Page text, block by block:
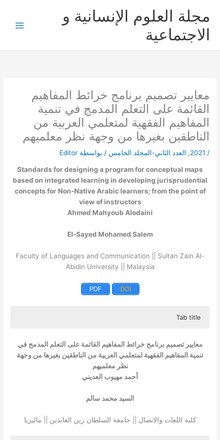
المحتوى
مجلة العلوم الإنسانية و
الاجتماعية
معايير تصميم برنامج خرائط المفاهيم
القائمة على التعلم المدمج في تنمية
المفاهيم الفقهية لمتعلمي العربية من
الناطقين بغيرها من وجهة نظر معلميهم
/
2021
, العدد الثاني-المجلد الخامس / بواسطة Editor
Standards for designing a program for conceptual maps
based on integrated learning in developing jurisprudential
concepts for Non-Native Arabic learners; from the point of
view of instructors
Ahmed Mahyoub Alodaini
El-Sayed Mohamed Salem
Faculty of Languages and Communication || Sultan Zain Al-
Abidin University || Malaysia
DOI
PDF
Tab title
jurisprudence and to prepare standards for electronic
concept maps based on integrated learning in the
development of jurisprudential concepts. To achieve
these aims, the researcher prepared a list of the
for the electronic concept maps program based on
concepts. The research used the descriptive approach,
معايير تصميم برنامج خرائط المفاهيم القائمة على التعلم المدمج في
تنمية المفاهيم الفقهية لمتعلمي العربية من الناطقين بغيرها من وجهة
نظر معلميهم
أحمد مهيوب العديني
السيد محمد سالم
كلية اللغات والاتصال || جامعة السلطان زين العابدين || ماليزيا